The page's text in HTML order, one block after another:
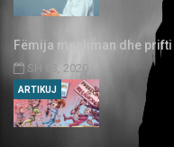
Fëmija musliman dhe prifti
SH 03, 2020
ARTIKUJ